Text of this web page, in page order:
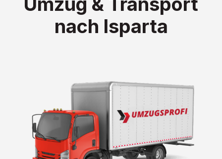
nach Isparta